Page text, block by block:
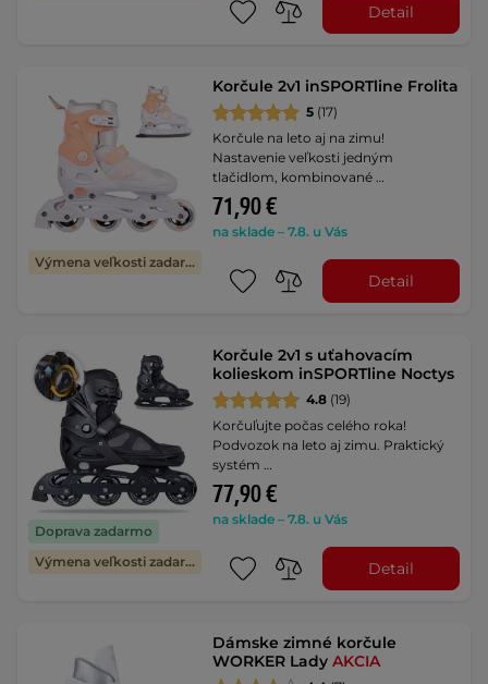
Detail
Výmena veľkosti zadarmo
Korčule 2v1 inSPORTline Frolita
5 (17)
Korčule na leto aj na zimu!
Nastavenie veľkosti jedným
tlačidlom, kombinované …
71,90 €
na sklade – 7.8. u Vás
Detail
Doprava zadarmo
Výmena veľkosti zadarmo
Korčule 2v1 s uťahovacím
kolieskom inSPORTline Noctys
4.8 (19)
Korčuľujte počas celého roka!
Podvozok na leto aj zimu. Praktický
systém …
77,90 €
na sklade – 7.8. u Vás
Detail
Dámske zimné korčule
WORKER LadyAKCIA